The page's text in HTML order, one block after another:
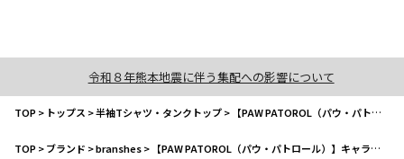
令和８年熊本地震に伴う集配への影響について
TOP> トップス >半袖Tシャツ・タンクトップ> 【PAW PATOROL（パウ・パトロール）】キャラクタープリント半袖Tシャツ
TOP>ブランド >branshes> 【PAW PATOROL（パウ・パトロール）】キャラクタープリント半袖Tシャツ